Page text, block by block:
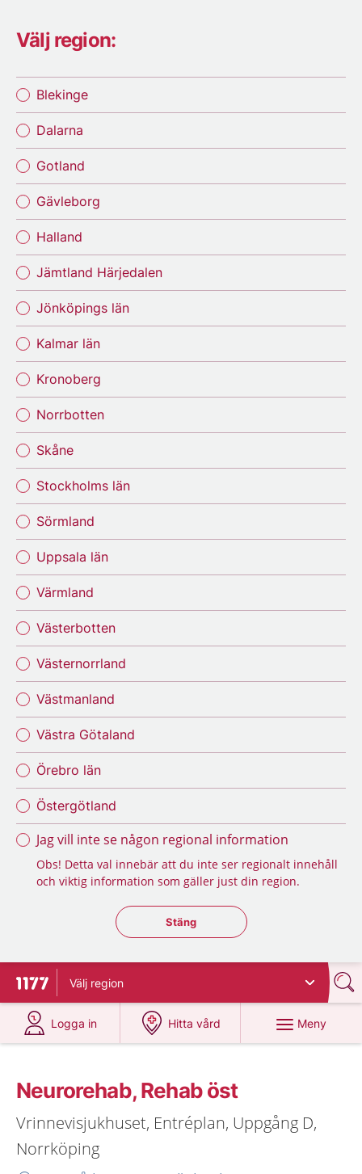
Välj region:
Blekinge
Dalarna
Gotland
Gävleborg
Halland
Jämtland Härjedalen
Jönköpings län
Kalmar län
Kronoberg
Norrbotten
Skåne
Stockholms län
Sörmland
Uppsala län
Värmland
Västerbotten
Västernorrland
Västmanland
Västra Götaland
Örebro län
Östergötland
Jag vill inte se någon regional information
Obs! Detta val innebär att du inte ser regionalt innehåll
och viktig information som gäller just din region.
Stäng regionsväljaren
Stäng
Till startsidan för 1177
Välj region
Logga in
på 1177.se
Hitta vård
på 1177.se
Meny
Neurorehab, Rehab öst
Vrinnevisjukhuset, Entréplan, Uppgång D,
Norrköping